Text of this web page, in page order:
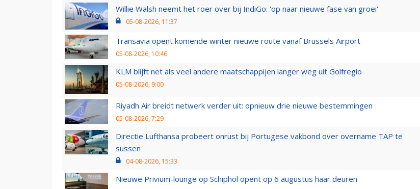
Willie Walsh neemt het roer over bij IndiGo: 'op naar nieuwe fase van groei'
05-08-2026, 11:37
Transavia opent komende winter nieuwe route vanaf Brussels Airport
05-08-2026, 10:46
KLM blijft net als veel andere maatschappijen langer weg uit Golfregio
05-08-2026, 9:00
Riyadh Air breidt netwerk verder uit: opnieuw drie nieuwe bestemmingen
05-08-2026, 7:29
Directie Lufthansa probeert onrust bij Portugese vakbond over overname TAP te
sussen
04-08-2026, 15:33
Nieuwe Privium-lounge op Schiphol opent op 6 augustus haar deuren